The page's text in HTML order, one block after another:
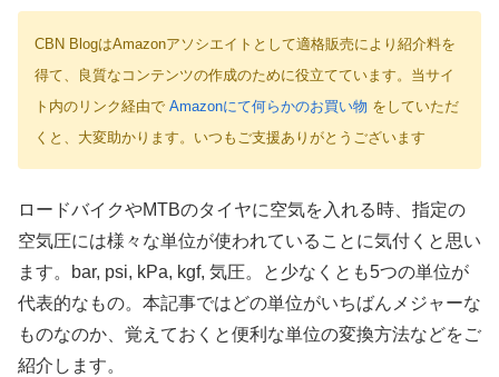
CBN BlogはAmazonアソシエイトとして適格販売により紹介料を
得て、良質なコンテンツの作成のために役立てています。当サイ
ト内のリンク経由で Amazonにて何らかのお買い物 をしていただ
くと、大変助かります。いつもご支援ありがとうございます
ロードバイクやMTBのタイヤに空気を入れる時、指定の
空気圧には様々な単位が使われていることに気付くと思い
ます。bar, psi, kPa, kgf, 気圧。と少なくとも5つの単位が
代表的なもの。本記事ではどの単位がいちばんメジャーな
ものなのか、覚えておくと便利な単位の変換方法などをご
紹介します。